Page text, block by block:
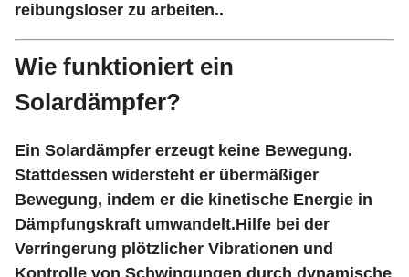
reibungsloser zu arbeiten..
Wie funktioniert ein
Solardämpfer?
Ein Solardämpfer erzeugt keine Bewegung.
Stattdessen widersteht er übermäßiger
Bewegung, indem er die kinetische Energie in
Dämpfungskraft umwandelt.Hilfe bei der
Verringerung plötzlicher Vibrationen und
Kontrolle von Schwingungen durch dynamische